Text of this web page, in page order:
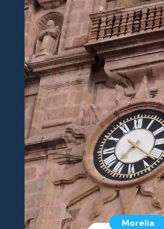
Morelia